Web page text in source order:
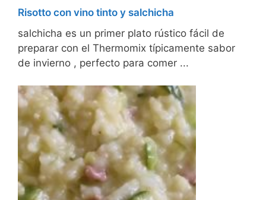
Risotto con vino tinto y salchicha
salchicha es un primer plato rústico fácil de
preparar con el Thermomix típicamente sabor
de invierno , perfecto para comer ...